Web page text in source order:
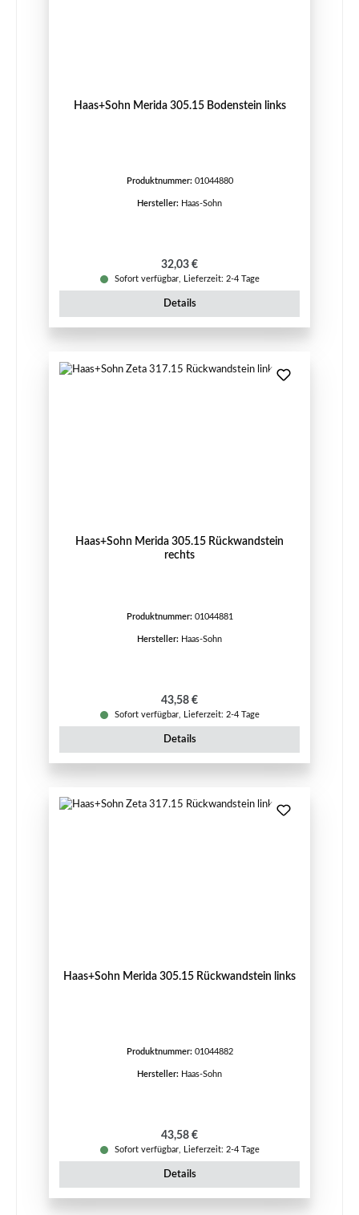
Haas+Sohn Merida 305.15 Bodenstein links
Produktnummer: 01044880
Hersteller: Haas-Sohn
Regulärer Preis:
32,03 €
Sofort verfügbar, Lieferzeit: 2-4 Tage
Details
Haas+Sohn Merida 305.15 Rückwandstein
rechts
Produktnummer: 01044881
Hersteller: Haas-Sohn
Regulärer Preis:
43,58 €
Sofort verfügbar, Lieferzeit: 2-4 Tage
Details
Haas+Sohn Merida 305.15 Rückwandstein links
Produktnummer: 01044882
Hersteller: Haas-Sohn
Regulärer Preis:
43,58 €
Sofort verfügbar, Lieferzeit: 2-4 Tage
Details